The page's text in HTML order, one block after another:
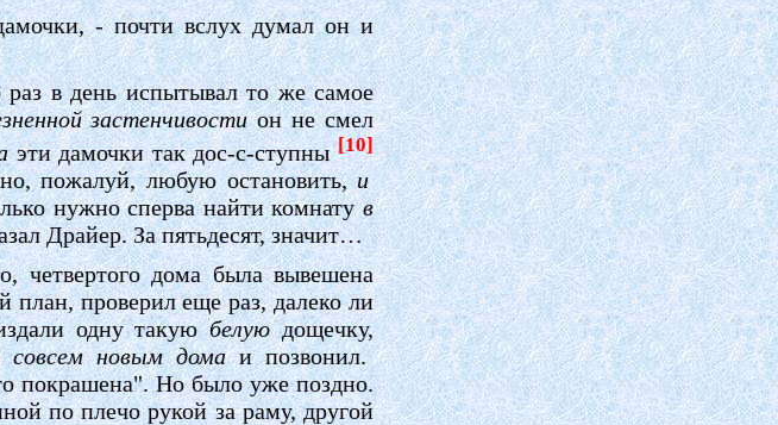
- почти вслух думал он и
в день испытывал то же самое
застенчивостион не смел
эти дамочки так дос-c-cтупны[10]
пожалуй, любую остановить, и
нужно сперва найти комнатув
Драйер. За пятьдесят, значит…
четвертого дома была вывешена
план, проверил еще раз, далеко ли
одну такуюбелуюдощечку,
совсем новым домаи позвонил.
покрашена". Но было уже поздно.
по плечо рукой за раму, другой